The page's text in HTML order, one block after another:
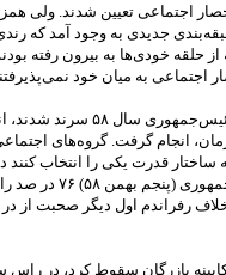
اجتماعی تعیین شدند. ولی
جدیدی به وجود آمد که
خودی‌ها به بیرون رفته
اجتماعی به میان خود
در غیاب افرادی که از صحنه رقابت در
انجام گرفت. گروه‌های
قدرت یکی را انتخاب کنند
نکردند. نتیجه رسمی
رفراندم اول دیگر صحبت از
آیت‌الله خمینی از نیمه آبان سال ۵۸ که کابینه بازرگان